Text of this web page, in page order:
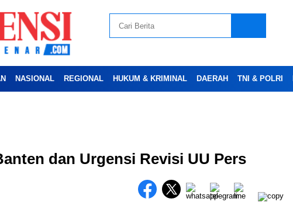
NASIONAL REGIONAL HUKUM & KRIMINAL DAERAH TNI & POLRI
dan Urgensi Revisi UU Pers